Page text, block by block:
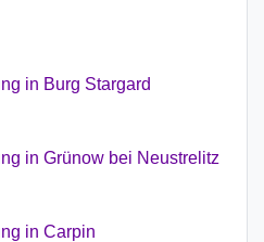
in Burg Stargard
in Grünow bei Neustrelitz
in Carpin